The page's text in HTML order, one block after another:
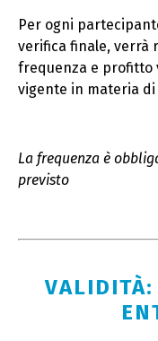
Per ogni
verifica finale, verrà
frequenza e profitto
vigente in materia di
La frequenza è
previsto
VALIDITÀ: